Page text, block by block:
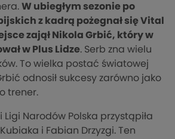
W ubiegłym sezonie po
z kadrą pożegnał się Vital
zajął Nikola Grbić, który w
w Plus Lidze. Serb zna wielu
To wielka postać światowej
odnosił sukcesy zarówno jako
trener.
Narodów Polska przystąpiła
i Fabian Drzyzgi. Ten